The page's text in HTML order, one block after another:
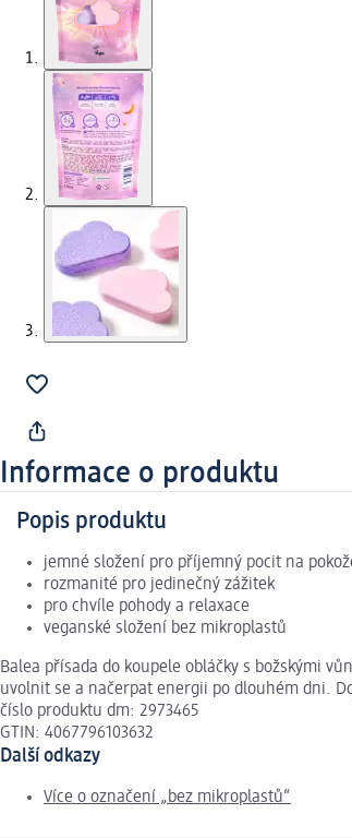
Informace o produktu
Popis produktu
jemné složení pro příjemný pocit na
rozmanité pro jedinečný zážitek
pro chvíle pohody a relaxace
veganské složení bez mikroplastů
Balea přísada do koupele obláčky s božskými
uvolnit se a načerpat energii po dlouhém dni.
číslo produktu dm: 2973465
GTIN: 4067796103632
Další odkazy
Více o označení „bez mikroplastů“